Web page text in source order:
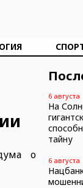
о
6 августа
На
тайну
6 августа